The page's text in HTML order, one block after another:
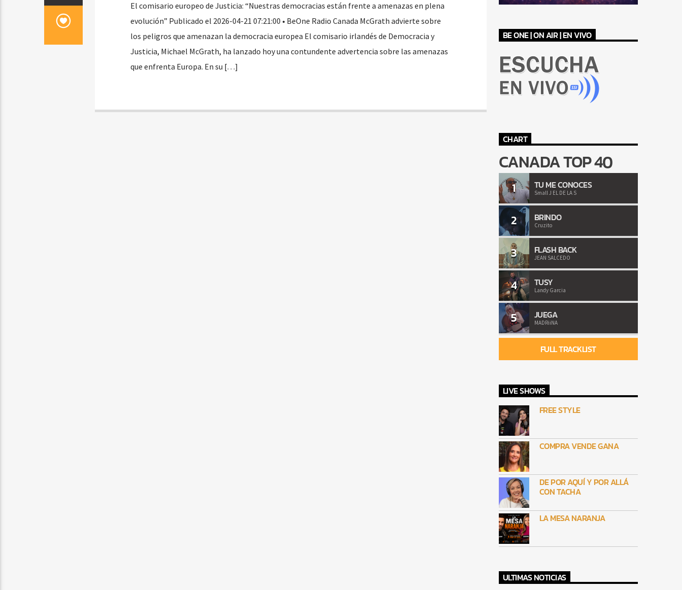
El comisario europeo de Justicia: “Nuestras democracias están frente a amenazas en plena
evolución” Publicado el 2026-04-21 07:21:00 • BeOne Radio Canada McGrath advierte sobre
los peligros que amenazan la democracia europea El comisario irlandés de Democracia y
Justicia, Michael McGrath, ha lanzado hoy una contundente advertencia sobre las amenazas
que enfrenta Europa. En su […]
BE ONE | ON AIR | EN VIVO
CHART
CANADA TOP 40
1 TU ME CONOCES
Small J EL DE LA S
2 BRINDO
Cruzito
3 FLASH BACK
JEAN SALCEDO
4 TUSY
Landy Garcia
5 JUEGA
MADRiiNA
FULL TRACKLIST
LIVE SHOWS
FREE STYLE
COMPRA VENDE GANA
DE POR AQUÍ Y POR ALLÁ
CON TACHA
LA MESA NARANJA
ULTIMAS NOTICIAS